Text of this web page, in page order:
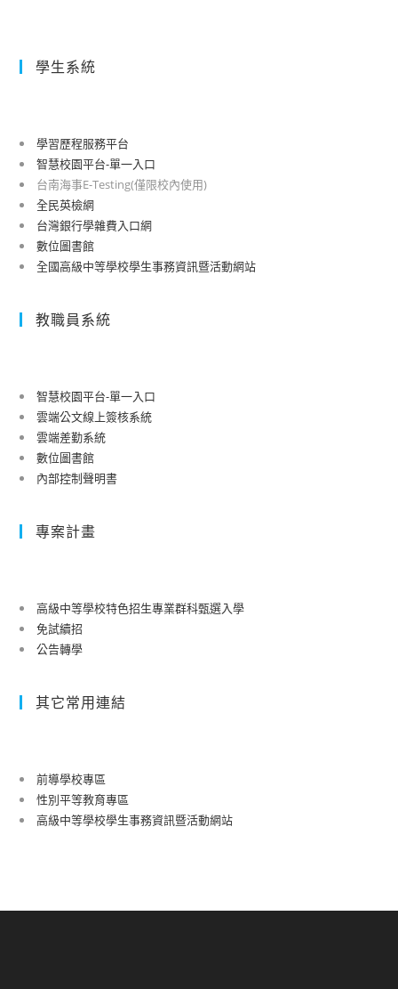
學生系統
學習歷程服務平台
智慧校園平台-單一入口
台南海事E-Testing(僅限校內使用)
全民英檢網
台灣銀行學雜費入口網
數位圖書館
全國高級中等學校學生事務資訊暨活動網站
教職員系統
智慧校園平台-單一入口
雲端公文線上簽核系統
雲端差勤系統
數位圖書館
內部控制聲明書
專案計畫
高級中等學校特色招生專業群科甄選入學
免試續招
公告轉學
其它常用連結
前導學校專區
性別平等教育專區
高級中等學校學生事務資訊暨活動網站